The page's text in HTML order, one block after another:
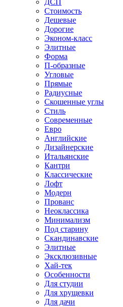
Стоимость
Дешевые
Дорогие
Эконом-класс
Элитные
Форма
П-образные
Угловые
Прямые
Радиусные
Скошенные углы
Стиль
Современные
Евро
Английские
Дизайнерские
Итальянские
Кантри
Классические
Лофт
Модерн
Прованс
Неоклассика
Минимализм
Под старину
Скандинавские
Элитные
Эксклюзивные
Хай-тек
Особенности
Для студии
Для хрущевки
Для дачи